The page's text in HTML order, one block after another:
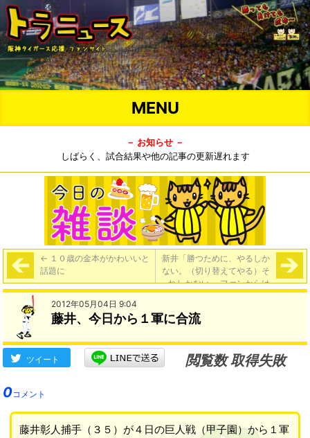
MENU
－ お知らせ －
しばらく、試合結果や他の記事の更新遅れます
← １０歳の金本がかわいいと
話題に
新井「勝つために、やるしか
ない。（切り替えてやる）そ
れしかない」 ファンからは
「仕事しろ！」とヤジ→
2012年05月04日 9:04
藤井、今日から１軍に合流
ツイート
閲覧数 取得失敗
0コメント
藤井彰人捕手（３５）が４日の巨人戦（甲子園）から１軍